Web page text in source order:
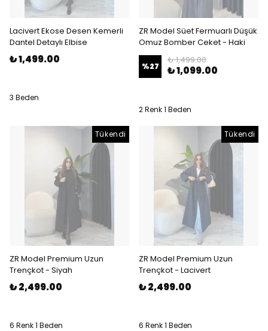
Lacivert Ekose Desen Kemerli
Dantel Detaylı Elbise
₺ 1,499.00
3 Beden
ZR Model Süet Fermuarlı Düşük
Omuz Bomber Ceket - Haki
%27
₺ 1,499.00
₺ 1,099.00
2 Renk 1 Beden
Tükendi
ZR Model Premium Uzun
Trençkot - Siyah
₺ 2,499.00
6 Renk 1 Beden
Tükendi
ZR Model Premium Uzun
Trençkot - Lacivert
₺ 2,499.00
6 Renk 1 Beden